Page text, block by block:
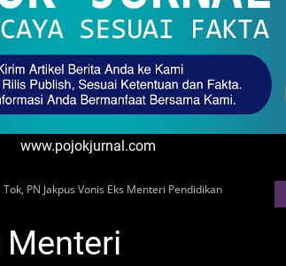
www.pojokjurnal.com
Tok, PN Jakpus Vonis Eks Menteri Pendidikan
Menteri